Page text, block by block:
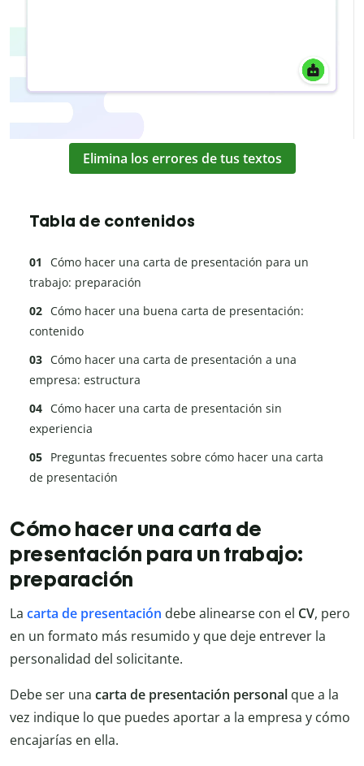
Elimina los errores de tus textos
Tabla de contenidos
Cómo hacer una carta de presentación para un
trabajo: preparación
Cómo hacer una buena carta de presentación:
contenido
Cómo hacer una carta de presentación a una
empresa: estructura
Cómo hacer una carta de presentación sin
experiencia
Preguntas frecuentes sobre cómo hacer una carta
de presentación
Cómo hacer una carta de
presentación para un trabajo:
preparación
La carta de presentación debe alinearse con el CV, pero
en un formato más resumido y que deje entrever la
personalidad del solicitante.
Debe ser una carta de presentación personal que a la
vez indique lo que puedes aportar a la empresa y cómo
encajarías en ella.